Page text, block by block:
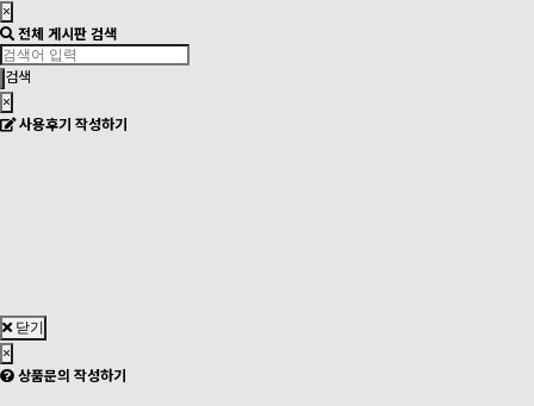
×
전체 게시판 검색
검색
×
사용후기 작성하기
닫기
×
상품문의 작성하기